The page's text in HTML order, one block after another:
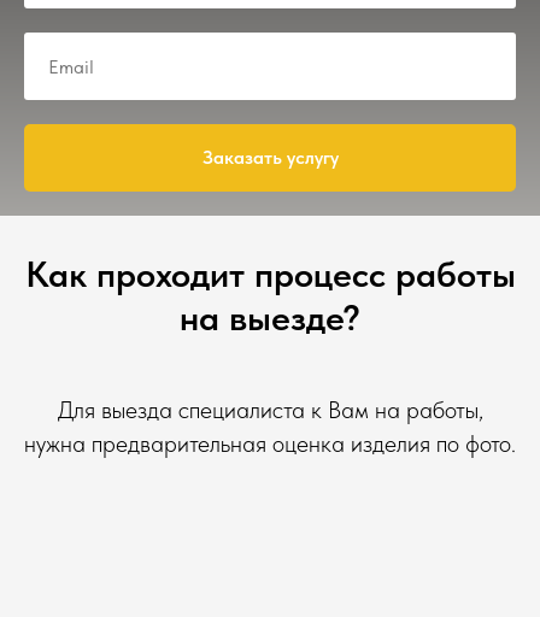
Заказать услугу
Как проходит процесс работы
на выезде?
Для выезда специалиста к Вам на работы,
нужна предварительная оценка изделия по фото.